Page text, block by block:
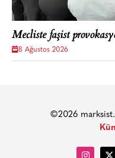
Mecliste faşist
8 Ağustos 2026
©2026